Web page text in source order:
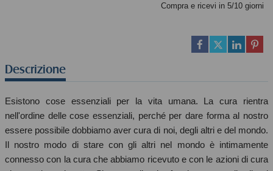
Compra e ricevi in 5/10 giorni
Descrizione
Esistono cose essenziali per la vita umana. La cura rientra
nell'ordine delle cose essenziali, perché per dare forma al nostro
essere possibile dobbiamo aver cura di noi, degli altri e del mondo.
Il nostro modo di stare con gli altri nel mondo è intimamente
connesso con la cura che abbiamo ricevuto e con le azioni di cura